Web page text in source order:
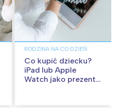
RODZINA NA CO DZIEŃ
Co kupić dziecku?
iPad lub Apple
Watch jako prezent,